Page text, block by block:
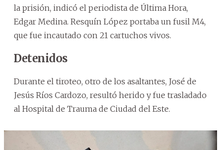
la prisión, indicó el periodista de Última Hora,
Edgar Medina. Resquín López portaba un fusil M4,
que fue incautado con 21 cartuchos vivos.
Detenidos
Durante el tiroteo, otro de los asaltantes, José de
Jesús Ríos Cardozo, resultó herido y fue trasladado
al Hospital de Trauma de Ciudad del Este.